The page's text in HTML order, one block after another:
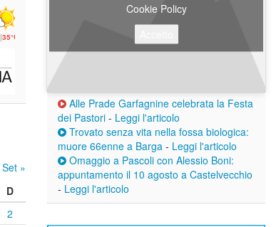
|35°C
Set »
D
2
Cookie Policy
Alle Prade Garfagnine celebrata la Festa
dei Pastori - Leggi l'articolo
Trovato senza vita nella fossa biologica:
muore 66enne a Barga - Leggi l'articolo
Omaggio a Pascoli con Alessio Boni:
appuntamento il 10 agosto a Castelvecchio
- Leggi l'articolo